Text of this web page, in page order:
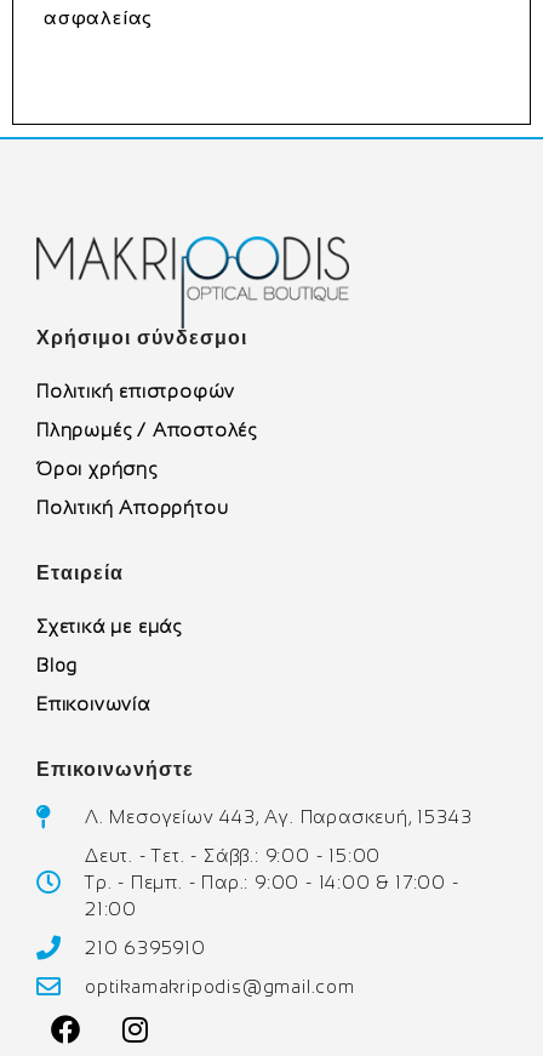
ασφαλείας
Χρήσιμοι σύνδεσμοι
Πολιτική επιστροφών
Πληρωμές / Αποστολές
Όροι χρήσης
Πολιτική Απορρήτου
Εταιρεία
Σχετικά με εμάς
Blog
Επικοινωνία
Επικοινωνήστε
Λ. Μεσογείων 443, Αγ. Παρασκευή, 15343
Δευτ. - Τετ. - Σάββ.: 9:00 - 15:00
Τρ. - Πεμπ. - Παρ.: 9:00 - 14:00 & 17:00 -
21:00
210 6395910
optikamakripodis@gmail.com